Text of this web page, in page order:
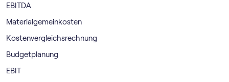
EBITDA
Materialgemeinkosten
Kostenvergleichsrechnung
Budgetplanung
EBIT